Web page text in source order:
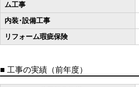
ム工事
内装･設備工事
リフォーム瑕疵保険
■ 工事の実績（前年度）